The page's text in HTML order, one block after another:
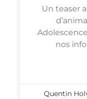
Un teaser
nos
Quentin